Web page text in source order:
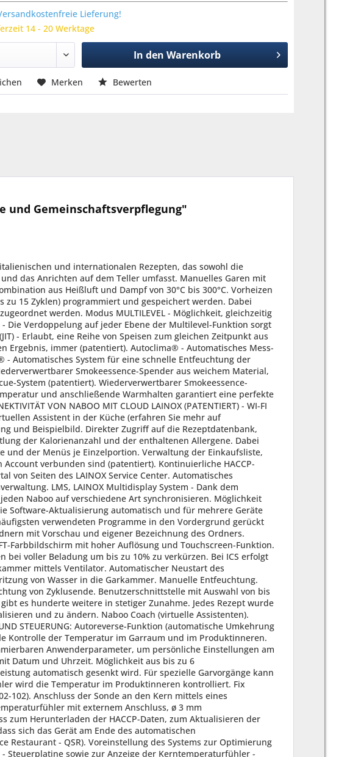
Lieferung!
14 - 20 Werktage
In den Warenkorb
Merken Bewerten
und Gemeinschaftsverpflegung"
Voreinstellung des Systems zur Optimierung des Energieverbrauchs SN (optional Elektromodelle). Serviceprogramm: Prüfung der Funktionen - Steuerplatine sowie zur Anzeige der Kerntemperaturfühler - Betriebsstundenzähler der Hauptfunktionen für planmäßige Wartung. Eigendiagnose und Überprüfung der Funktionstüchtigkeit des Geräts vor jedem Gebrauch, mit schriftlicher und akustischer Anzeige etwaiger Auffälligkeiten. Led-Beleuchtung der Garkammer mit niedrigem Verbrauch. Optimale Sichtbarkeit aller Punkte der Garkammer. Neutrales Licht, das die ursprünglichen Farben des Produkts nicht verändert. Intelligent Energy System - Je nach Menge und Art des Produkts kontrolliert und optimiert das Gerät den Energieverbrauch, wobei immer genau die richtige Gartemperatur gehalten wird und Schwankungen vermieden werden. EcoVapor - Mit dem System EcoVapor werden Wasser- und Energieverbrauch dank der automatischen Kontrolle der Dampfsättigung im Garraum erheblich gesenkt. TurboVapor - Mit TurboVapor wird automatisch die ideale Menge an Dampf produziert, die für die Zubereitung von “ schwierigen” Produkten notwendig ist, wie Eiernudeln oder Spargel, Rüben und faseriges Gemüse (für Modell mit Dampfgenerator). Energy Monitor - Überwachung von Strom-, Gas-, Wasser- und Reiniger-Verbrauch. Überwachung und Effizienzkontrolle der externen Wasser-Aufbereitung (Aufbereitung Optional). Erinnerungsfunktion für die Reinigung der Luftfilter. SICHERHEITSAUSSTATTUNG: Entspricht den nationalen und internationalen Normen für den sicheren Betrieb im Falle der Verwendung ohne direkte Bedieneraufsicht - IEC 60335-1 / IEC 60335-2-42 (Elektromodelle). Entspricht den nationalen und internationalen Normen für den sicheren Betrieb im Falle der Verwendung ohne direkte Bedieneraufsicht - IEC 60335-1 / IEC 60335-2-102 - EN203-1 / EN203-2-2 (Gasmodelle). Im Falle einer Unterbrechung der Stromversorgung während der Wäsche ist die Hygiene immer gewährleistet, da der Waschzyklus automatisch wieder anläuft. REINIGUNG / WARTUNG: (Serienausstattung mod. 061-101-062-102) VCS - Vapor Clean System. Neues automatisches Waschsystem, mit Zerstäubung des Reinigungsmittels in der Garkammer. Ermöglicht eine erhebliche Reduzierung des Reinigungsmittelverbrauchs um bis zu 30% (patent pending). Automatisches Reinigungssystem mit integriertem Tank und automatischer Dosierung (Reinigungsflüssigkeit CombiClean CDL05 in zu 100% recyclebaren Kapseln. Inbegriffen ist 1 Kartuschenbehälter flüssiges Reinigungsmittel CDL05 - 990 gr. Kalk-Vorbeugesystem CALOUT das die Bildung und Ansammlung von Kalk im Boiler verhindert (für Modell mit Dampfgenerator). Automatisches Entkalkungssystem mit integriertem Tank und automatischer Dosierung (Flüssiges Entkalkungsmittel CalFree CCF05, in zu 100% recyclebaren Kapseln. Inbegriffen ist 1 Kartuschenbehälter flüssiges Anti-Kalk-Mittel CCF05 - 990 gr. (Serienausstattung mod. 161-201-202) VCS - Vapor Clean System. Neues automatisches Waschsystem, mit Zerstäubung des Reinigungsmittels in der Garkammer. Ermöglicht eine erhebliche Reduzierung des Reinigungsmittelverbrauchs um bis zu 30% (patent pending). Separatem Behälter und automatischer Dosierung (Reinigungsflüssigkeit CombiClean DL010). Kalk-Vorbeugesystem CALOUT das die Bildung und Ansammlung von Kalk im Boiler verhindert (für Modell mit Dampfgenerator). Separatem Behälter und automatischer Dosierung (Flüssiges Anti-Kalk-Mittel CalFree CF010). Inbegriffen ist ein Behälter des flüssigen Anti-Kalk-Mittels CF010 - 990 gr. WMS - Wash Management System. System, das die Planung von Waschprogrammen in Abhängigkeit von der Nutzung des Combi ermöglicht. EMA - Easy Mantenance Access. Leichter Zugang für die Wartung des Gerätes von der